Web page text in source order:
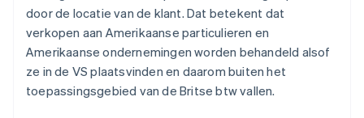
door de locatie van de klant. Dat betekent dat
verkopen aan Amerikaanse particulieren en
Amerikaanse ondernemingen worden behandeld alsof
ze in de VS plaatsvinden en daarom buiten het
toepassingsgebied van de Britse btw vallen.